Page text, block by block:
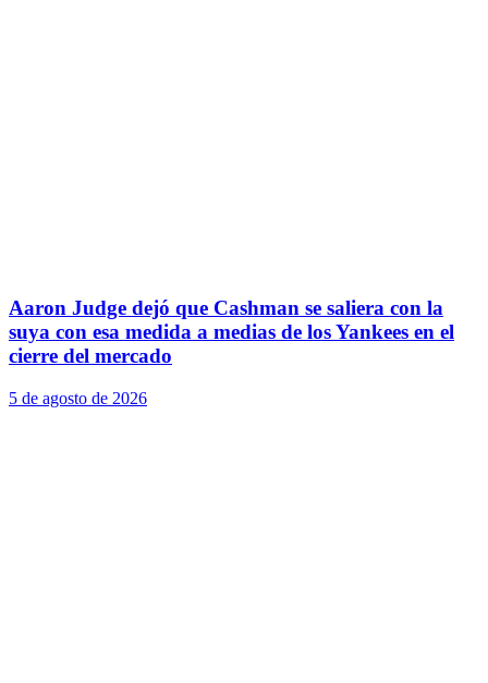
Aaron Judge dejó que Cashman se saliera con la
suya con esa medida a medias de los Yankees en el
cierre del mercado
5 de agosto de 2026